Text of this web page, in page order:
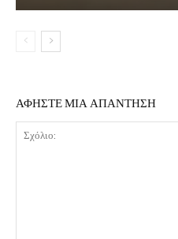
ΑΦΗΣΤΕ ΜΙΑ ΑΠΑΝΤΗΣΗ